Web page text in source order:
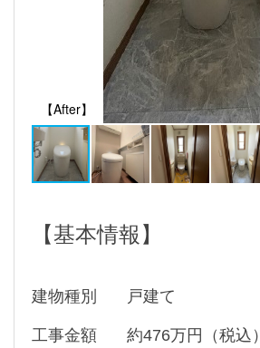
【After】
【基本情報】
建物種別 戸建て
工事金額 約476万円（税込）